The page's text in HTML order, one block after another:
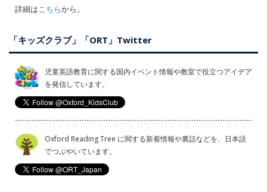
詳細はこちらから。
「キッズクラブ」「ORT」Twitter
児童英語教育に関する国内イベント情報や教室で役立つアイデア
を発信しています。
Oxford Reading Tree に関する新着情報や裏話などを、日本語
でつぶやいています。